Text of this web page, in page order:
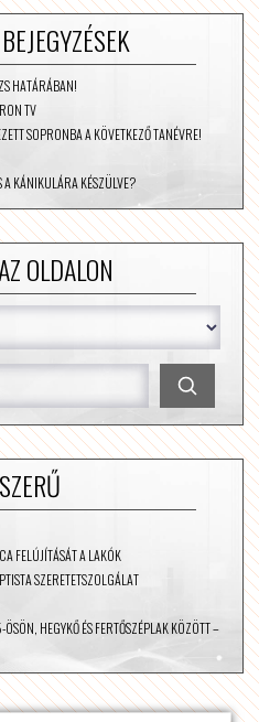
HATÁRÁBAN!
TV
SOPRONBA A KÖVETKEZŐ TANÉVRE!
A KÁNIKULÁRA KÉSZÜLVE?
OLDALON
FELÚJÍTÁSÁT A LAKÓK
SZERETETSZOLGÁLAT
HEGYKŐ ÉS FERTŐSZÉPLAK KÖZÖTT –